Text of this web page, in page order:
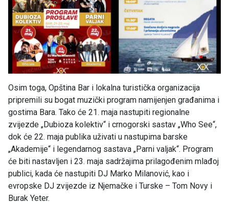
Osim toga, Opština Bar i lokalna turistička organizacija
pripremili su bogat muzički program namijenjen građanima i
gostima Bara. Tako će 21. maja nastupiti regionalne
zvijezde „Dubioza kolektiv“ i crnogorski sastav „Who See“,
dok će 22. maja publika uživati u nastupima barske
„Akademije“ i legendarnog sastava „Parni valjak“. Program
će biti nastavljen i 23. maja sadržajima prilagođenim mlađoj
publici, kada će nastupiti DJ Marko Milanović, kao i
evropske DJ zvijezde iz Njemačke i Turske – Tom Novy i
Burak Yeter.